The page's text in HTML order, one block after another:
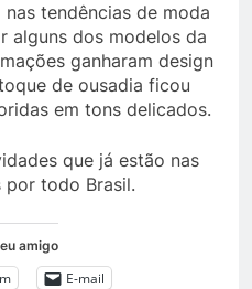
nas tendências de moda
alguns dos modelos da
ganharam design
de ousadia ficou
em tons delicados.
que já estão nas
por todo Brasil.
amigo
E-mail